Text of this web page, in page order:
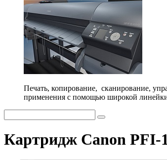
Печать, копирование, сканирование,
применения с помощью широкой
Картридж Canon